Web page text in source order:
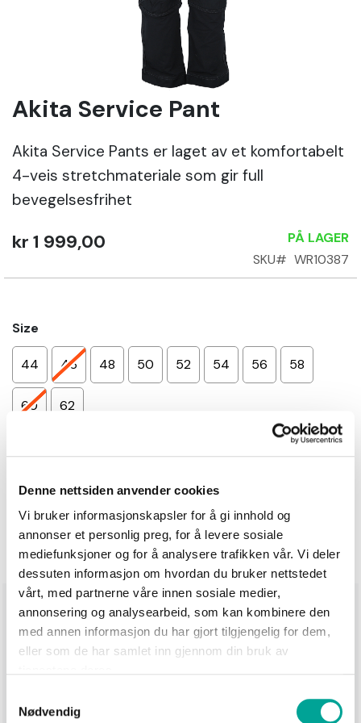
Denne nettsiden anvender cookies
Vi bruker informasjonskapsler for å gi innhold og
annonser et personlig preg, for å levere sosiale
mediefunksjoner og for å analysere trafikken vår. Vi deler
dessuten informasjon om hvordan du bruker nettstedet
vårt, med partnerne våre innen sosiale medier,
annonsering og analysearbeid, som kan kombinere den
med annen informasjon du har gjort tilgjengelig for dem,
eller som de har samlet inn gjennom din bruk av
Nødvendig
Logg
inn
Opprett
Gå
begynnelsen
bildegalleri
Akita Service Pant
Akita Service Pants er laget av et komfortabelt
4-veis stretchmateriale som gir full
bevegelsesfrihet
kr 1 999,00
PÅ LAGER
SKU
WR10387
Size
44 46 48 50 52 54 56 58
60 62
Antall
Legg i handlekurv
Produktinformasjon
Akita Service Pants er laget av et komfortabelt 4-veis
forlenget parti i rygg med gummiering. Linningen har